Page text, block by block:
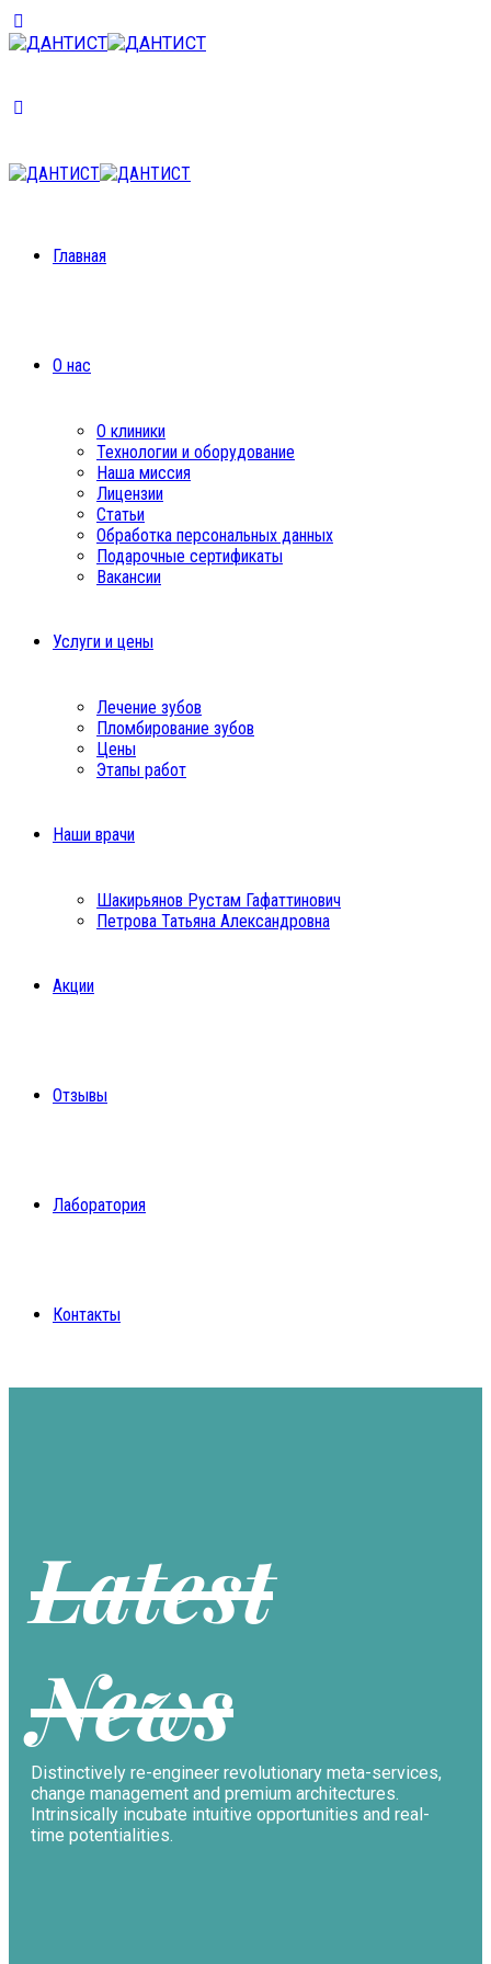
Главная
О нас
О клиники
Технологии и оборудование
Наша миссия
Лицензии
Статьи
Обработка персональных данных
Подарочные сертификаты
Вакансии
Услуги и цены
Лечение зубов
Пломбирование зубов
Цены
Этапы работ
Наши врачи
Шакирьянов Рустам Гафаттинович
Петрова Татьяна Александровна
Акции
Отзывы
Лаборатория
Контакты
Latest
News
Distinctively re-engineer revolutionary meta-services,
change management and premium architectures.
Intrinsically incubate intuitive opportunities and real-
time potentialities.